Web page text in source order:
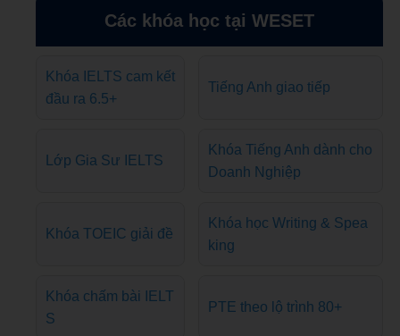
Các khóa học tại WESET
Khóa IELTS cam kết
đầu ra 6.5+
Tiếng Anh giao tiếp
Lớp Gia Sư IELTS
Khóa Tiếng Anh dành cho
Doanh Nghiệp
Khóa TOEIC giải đề
Khóa học Writing & Spea
king
Khóa chấm bài IELT
S
PTE theo lộ trình 80+